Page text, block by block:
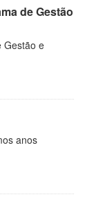
de Gestão
Gestão e
anos